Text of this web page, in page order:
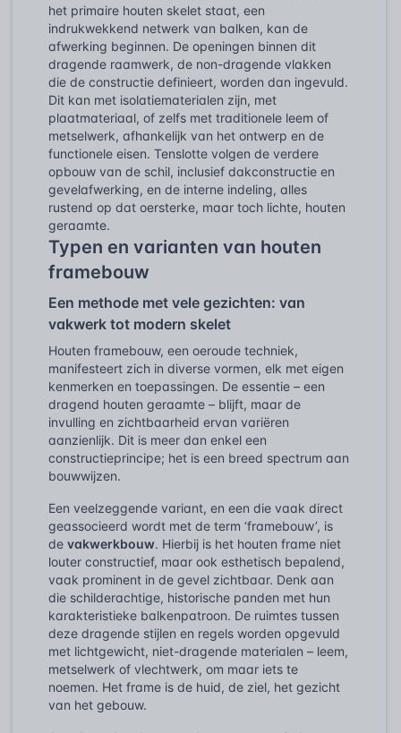
het primaire houten skelet staat, een
indrukwekkend netwerk van balken, kan de
afwerking beginnen. De openingen binnen dit
dragende raamwerk, de non-dragende vlakken
die de constructie definieert, worden dan ingevuld.
Dit kan met isolatiematerialen zijn, met
plaatmateriaal, of zelfs met traditionele leem of
metselwerk, afhankelijk van het ontwerp en de
functionele eisen. Tenslotte volgen de verdere
opbouw van de schil, inclusief dakconstructie en
gevelafwerking, en de interne indeling, alles
rustend op dat oersterke, maar toch lichte, houten
geraamte.
Typen en varianten van houten
framebouw
Een methode met vele gezichten: van
vakwerk tot modern skelet
Houten framebouw, een oeroude techniek,
manifesteert zich in diverse vormen, elk met eigen
kenmerken en toepassingen. De essentie – een
dragend houten geraamte – blijft, maar de
invulling en zichtbaarheid ervan variëren
aanzienlijk. Dit is meer dan enkel een
constructieprincipe; het is een breed spectrum aan
bouwwijzen.
Een veelzeggende variant, en een die vaak direct
geassocieerd wordt met de term ‘framebouw’, is
de vakwerkbouw. Hierbij is het houten frame niet
louter constructief, maar ook esthetisch bepalend,
vaak prominent in de gevel zichtbaar. Denk aan
die schilderachtige, historische panden met hun
karakteristieke balkenpatroon. De ruimtes tussen
deze dragende stijlen en regels worden opgevuld
met lichtgewicht, niet-dragende materialen – leem,
metselwerk of vlechtwerk, om maar iets te
noemen. Het frame is de huid, de ziel, het gezicht
van het gebouw.